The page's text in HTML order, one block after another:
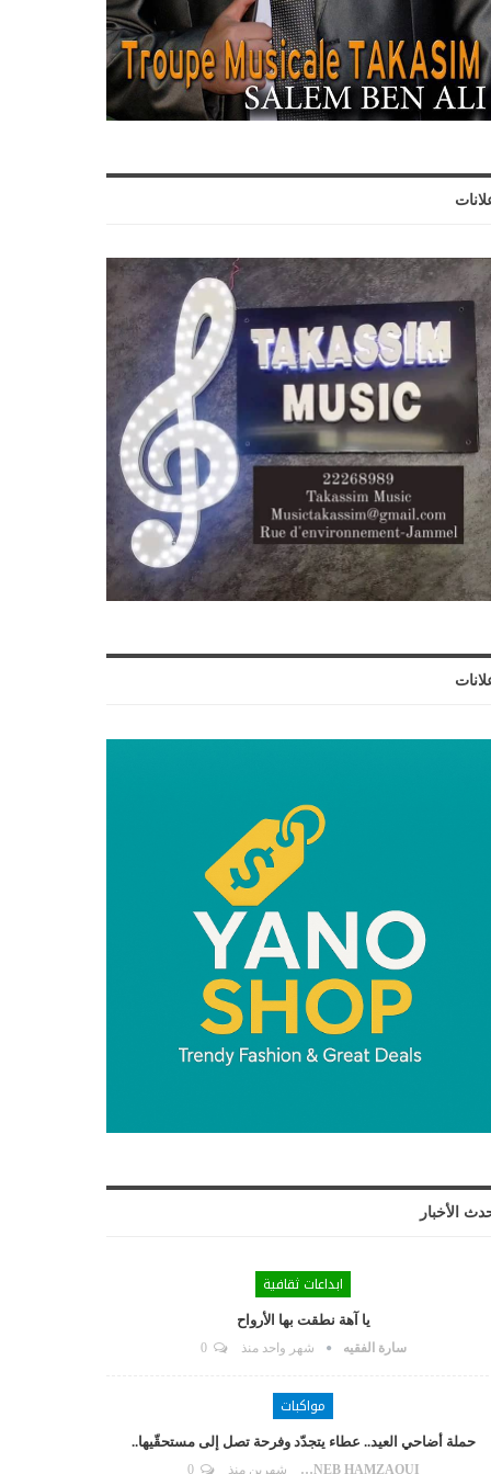
الأخبار
ابداعات ثقافية
يا آهة نطقت بها الأرواح
سارة الفقيه شهر واحد منذ 0
مواكبات
حملة أضاحي العيد.. عطاء يتجدّد وفرحة تصل إلى مستحقّيها..
ZAYNEB HAMZAOUI شهرين منذ 0